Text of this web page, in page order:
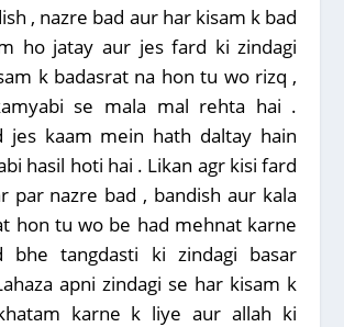
, nazre bad aur har kisam k bad
ho jatay aur jes fard ki zindagi
k badasrat na hon tu wo rizq ,
se mala mal rehta hai .
jes kaam mein hath daltay hain
hasil hoti hai . Likan agr kisi fard
par nazre bad , bandish aur kala
hon tu wo be had mehnat karne
bhe tangdasti ki zindagi basar
apni zindagi se har kisam k
karne k liye aur allah ki